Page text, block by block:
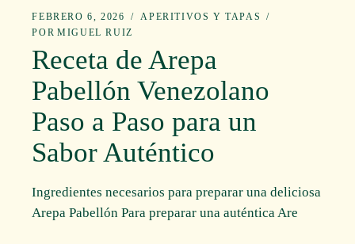
FEBRERO 6, 2026
APERITIVOS Y TAPAS
POR MIGUEL RUIZ
Receta de Arepa
Pabellón Venezolano
Paso a Paso para un
Sabor Auténtico
Ingredientes necesarios para preparar una deliciosa
Arepa Pabellón Para preparar una auténtica Are